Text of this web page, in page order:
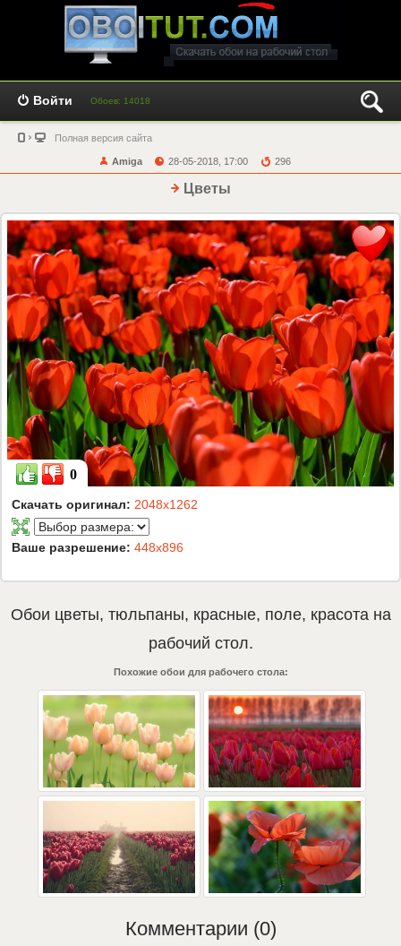
Войти Обоев: 14018
Полная версия сайта
Amiga 28-05-2018, 17:00 296
Цветы
0
Скачать оригинал: 2048x1262
Ваше разрешение: 448x896
Обои цветы, тюльпаны, красные, поле, красота на
рабочий стол.
Похожие обои для рабочего стола:
Комментарии (0)